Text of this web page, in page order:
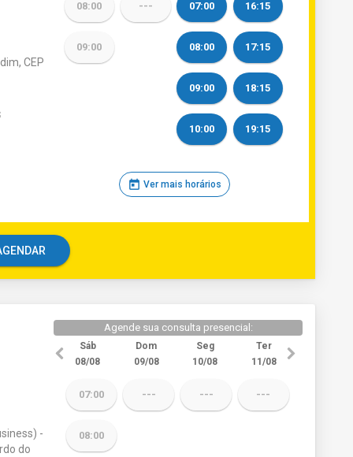
CEP
08:00
09:00
--- 07:00
08:00
09:00
10:00
16:15
17:15
18:15
19:15
today Ver mais horários
-
do
Agende sua consulta presencial:
Sáb
08/08
Dom
09/08
Seg
10/08
Ter
11/08
07:00
08:00
--- --- ---